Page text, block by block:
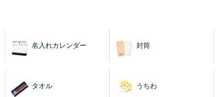
名入れカレンダー 封筒
タオル うちわ